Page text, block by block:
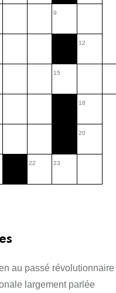
9
12
15
18
20
22 23
au passé révolutionnaire
largement parlée